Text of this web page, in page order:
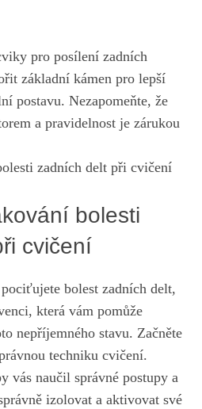
pro posílení zadních
základní kámen pro lepší
postavu. Nezapomeňte, že
a pravidelnost je zárukou
bolesti
cvičení
bolest zadních delt,
která vám pomůže
nepříjemného stavu. Začněte
techniku cvičení.
vás naučil správné postupy a
izolovat a aktivovat své